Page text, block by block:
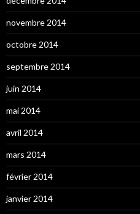
novembre 2014
octobre 2014
septembre 2014
juin 2014
mai 2014
avril 2014
mars 2014
février 2014
janvier 2014